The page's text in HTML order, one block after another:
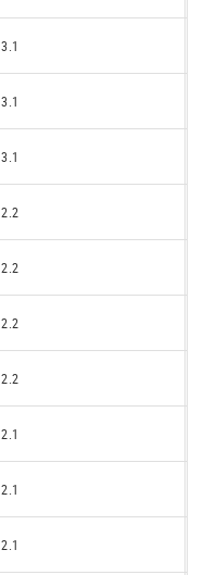
3.1
3.1
3.1
2.2
2.2
2.2
2.2
2.1
2.1
2.1